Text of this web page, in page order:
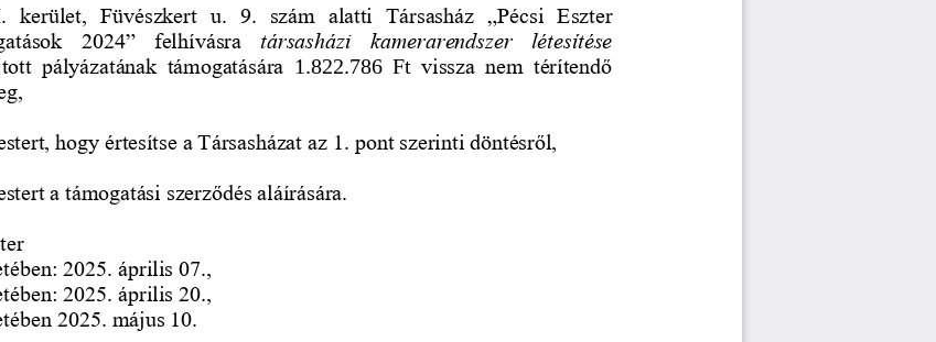
kerület, Füvészkert  u.  9.  szám alatti  Társasház „Pécsi  Eszter
2024”  felhívásra
társasházi  kamerarendszer  létesítése
pályázatának támogatására 1.822.786  Ft vissza  nem  térítendő
hogy értesítse a Társasházat az 1. pont szerinti döntésről,
a támogatási szerződés aláírására.
2025. április 07.,
2025. április 20.,
2025. május 10.